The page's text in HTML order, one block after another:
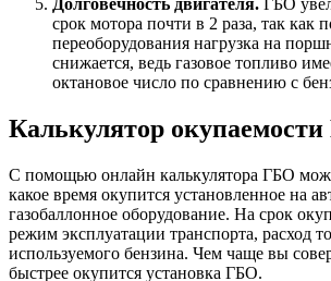
Долговечность двигателя. ГБО
срок мотора почти в 2 раза, так как
переоборудования нагрузка на
снижается, ведь газовое топливо
октановое число по сравнению с
Калькулятор
С помощью онлайн калькулятора ГБО
какое время окупится установленное на
газобаллонное оборудование. На срок
режим эксплуатации транспорта, расход
используемого бензина. Чем чаще вы
быстрее окупится установка ГБО.